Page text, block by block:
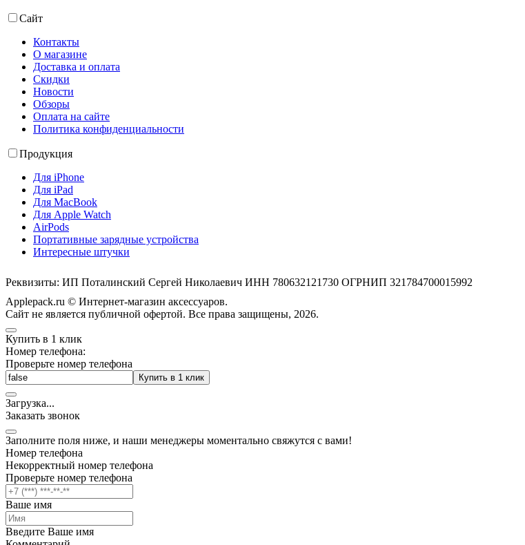
Сайт
Контакты
О магазине
Доставка и оплата
Скидки
Новости
Обзоры
Оплата на сайте
Политика конфиденциальности
Продукция
Для iPhone
Для iPad
Для MacBook
Для Apple Watch
AirPods
Портативные зарядные устройства
Интересные штучки
Реквизиты: ИП Поталинский Сергей Николаевич ИНН 780632121730 ОГРНИП 321784700015992
Applepack.ru © Интернет-магазин аксессуаров.
Cайт не является публичной офертой. Все права защищены, 2026.
Купить в 1 клик
Номер телефона:
Проверьте номер телефона
Купить в 1 клик
Загрузка...
Заказать звонок
Заполните поля ниже, и наши менеджеры моментально свяжутся с вами!
Номер телефона
Некорректный номер телефона
Проверьте номер телефона
Ваше имя
Введите Ваше имя